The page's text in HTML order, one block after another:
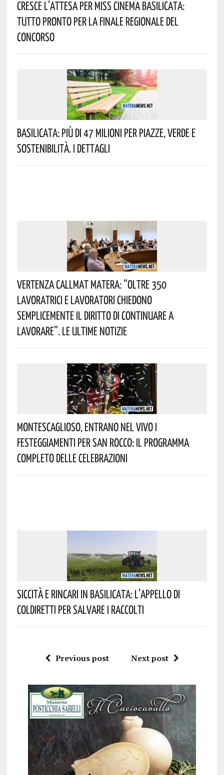
Cresce L’attesa Per Miss Cinema Basilicata:
Tutto Pronto Per La Finale Regionale Del
Concorso
Basilicata: Più Di 47 Milioni Per Piazze, Verde E
Sostenibilità. I Dettagli
Vertenza CallMat Matera: “Oltre 350
Lavoratrici E Lavoratori Chiedono
Semplicemente Il Diritto Di Continuare A
Lavorare”. Le Ultime Notizie
Montescaglioso, Entrano Nel Vivo I
Festeggiamenti Per San Rocco: Il Programma
Completo Delle Celebrazioni
Siccità E Rincari In Basilicata: L’appello Di
Coldiretti Per Salvare I Raccolti
Previous post Next post